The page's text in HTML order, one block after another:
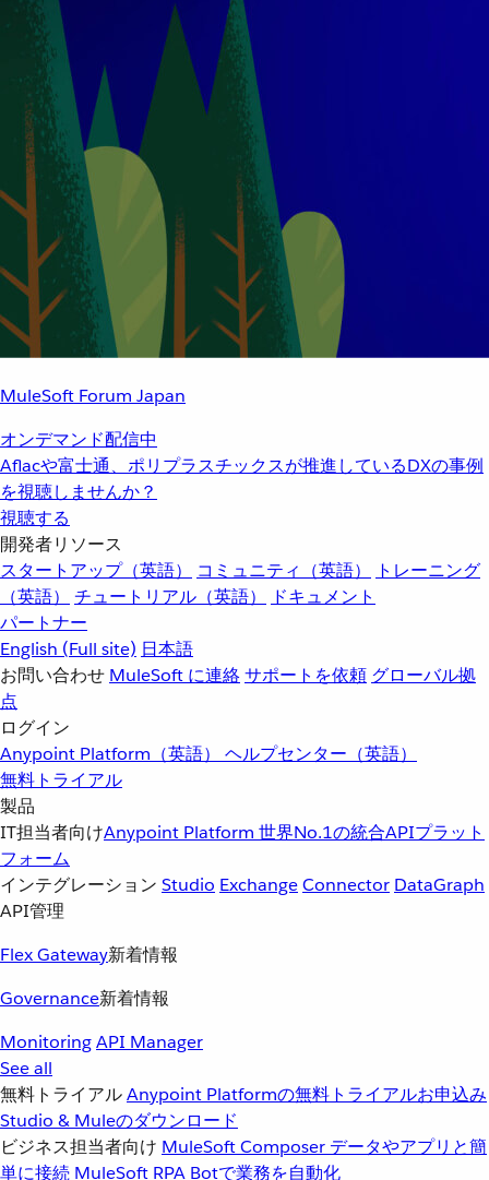
MuleSoft Forum Japan
オンデマンド配信中
Aflacや富士通、ポリプラスチックスが推進しているDXの事例
を視聴しませんか？
視聴する
開発者リソース
スタートアップ（英語）
コミュニティ（英語）
トレーニング
（英語）
チュートリアル（英語）
ドキュメント
パートナー
English (Full site) 日本語
お問い合わせ MuleSoft に連絡サポートを依頼 グローバル拠
点
ログイン
Anypoint Platform（英語） ヘルプセンター（英語）
無料トライアル
製品
IT担当者向けAnypoint Platform 世界No.1の統合APIプラット
フォーム
インテグレーション Studio ExchangeConnector DataGraph
API管理
Flex Gateway新着情報
Governance新着情報
MonitoringAPI Manager
See all
無料トライアルAnypoint Platformの無料トライアルお申込み
Studio & Muleのダウンロード
ビジネス担当者向け MuleSoft Composer データやアプリと簡
単に接続 MuleSoft RPA Botで業務を自動化